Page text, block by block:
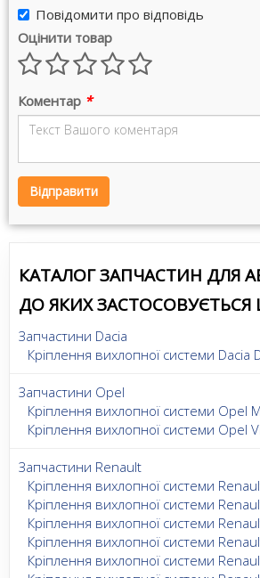
Повідомити про відповідь
Оцінити товар
Коментар *
Відправити
КАТАЛОГ ЗАПЧАСТИН ДЛЯ
ДО ЯКИХ ЗАСТОСОВУЄТЬСЯ
Запчастини Dacia
Кріплення вихлопної системи Dacia
Запчастини Opel
Кріплення вихлопної системи Opel
Кріплення вихлопної системи Opel
Запчастини Renault
Кріплення вихлопної системи
Кріплення вихлопної системи
Кріплення вихлопної системи
Кріплення вихлопної системи
Кріплення вихлопної системи